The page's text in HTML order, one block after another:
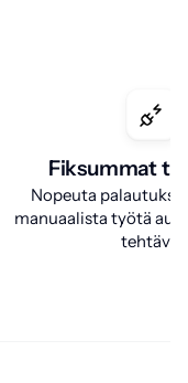
Fiksummat
Nopeuta
manuaalista työtä
tehtäviä